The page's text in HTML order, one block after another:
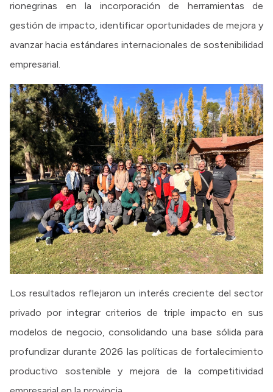
rionegrinas en la incorporación de herramientas de
gestión de impacto, identificar oportunidades de mejora y
avanzar hacia estándares internacionales de sostenibilidad
empresarial.
Los resultados reflejaron un interés creciente del sector
privado por integrar criterios de triple impacto en sus
modelos de negocio, consolidando una base sólida para
profundizar durante 2026 las políticas de fortalecimiento
productivo sostenible y mejora de la competitividad